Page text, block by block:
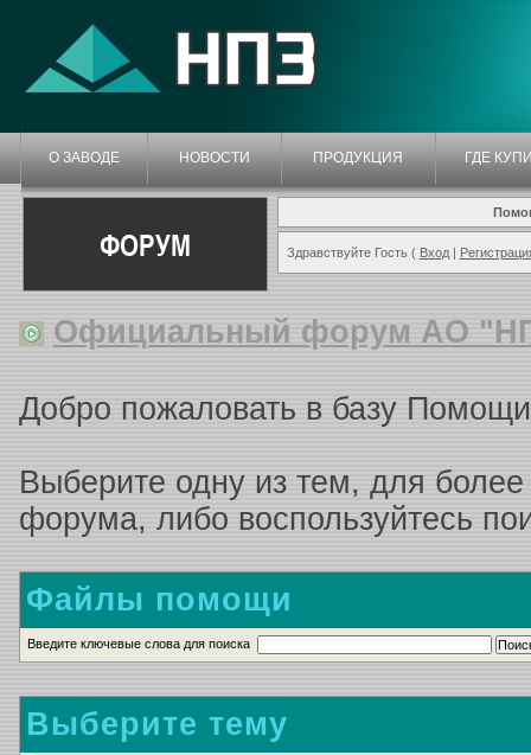
О ЗАВОДЕ НОВОСТИ ПРОДУКЦИЯ ГДЕ
ФОРУМ Здравствуйте Гость ( Вход|
Официальный форум АО
Добро пожаловать в базу
Выберите одну из тем, для
форума, либо воспользуйтесь
Файлы помощи
Введите ключевые слова для поиска
Выберите тему